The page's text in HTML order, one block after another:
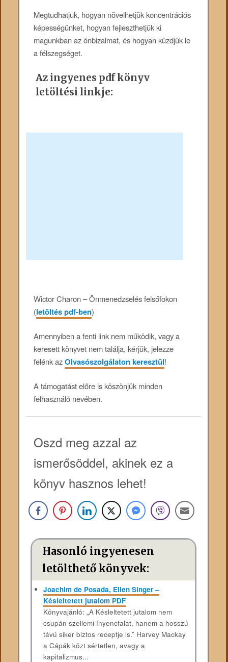
Megtudhatjuk, hogyan növelhetjük koncentrációs
képességünket, hogyan fejleszthetjük ki
magunkban az önbizalmat, és hogyan küzdjük le
a félszegséget.
Az ingyenes pdf könyv
letöltési linkje:
Wictor Charon – Önmenedzselés felsőfokon
(letöltés pdf-ben)
Amennyiben a fenti link nem működik, vagy a
keresett könyvet nem találja, kérjük, jelezze
felénk azOlvasószolgálaton keresztül!
A támogatást előre is köszönjük minden
felhasználó nevében.
Oszd meg azzal az
ismerősöddel, akinek ez a
könyv hasznos lehet!
Hasonló ingyenesen
letölthető könyvek:
Joachim de Posada, Ellen Singer –
Késleltetett jutalom PDF
Könyvajánló: „A Késleltetett jutalom nem
csupán szellemi ínyencfalat, hanem a hosszú
távú siker biztos receptje is.” Harvey Mackay
a Cápák közt sértetlen, avagy a
kapitalizmus...